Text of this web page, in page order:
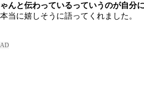
ゃんと伝わっているっていうのが自分
本当に嬉しそうに語ってくれました。